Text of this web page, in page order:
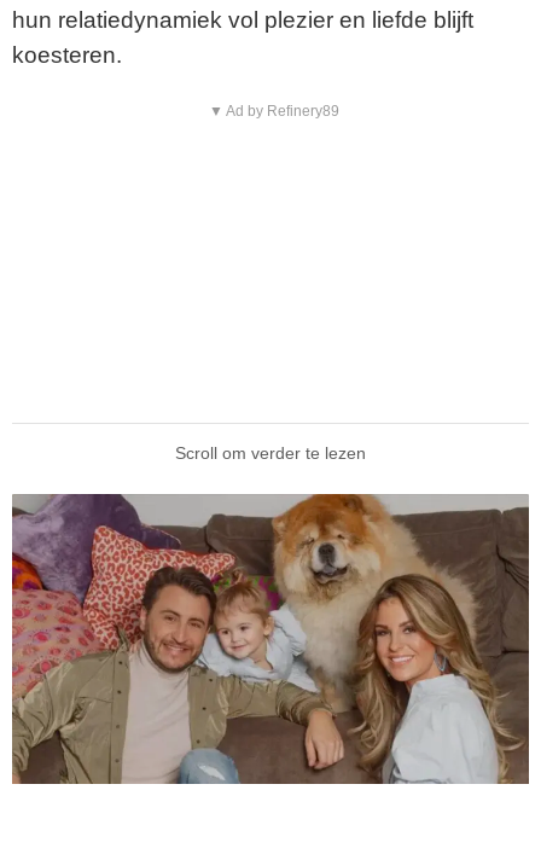
hun relatiedynamiek vol plezier en liefde blijft
koesteren.
▼ Ad by Refinery89
Scroll om verder te lezen